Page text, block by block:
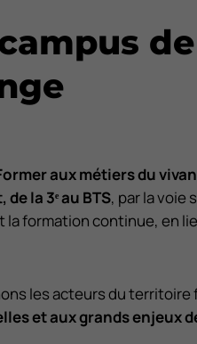
de
aux métiers du
de la 3ᵉau BTS, par la voie
la formation continue, en
les acteurs du territoire
et aux grands enjeux